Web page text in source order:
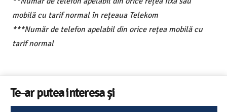
mobilă cu tarif normal în rețeaua Telekom
***Număr de telefon apelabil din orice rețea mobilă cu
tarif normal
Te-ar putea interesa și